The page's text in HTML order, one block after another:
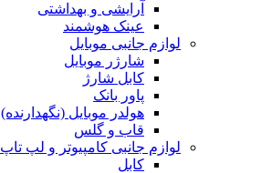
آرایشی و بهداشتی
عینک هوشمند
لوازم جانبی موبایل
شارژر موبایل
کابل شارژ
پاور بانک
هولدر موبایل (نگهدارنده)
قاب و گلس
لوازم جانبی کامپیوتر و لپ تاپ
کابل